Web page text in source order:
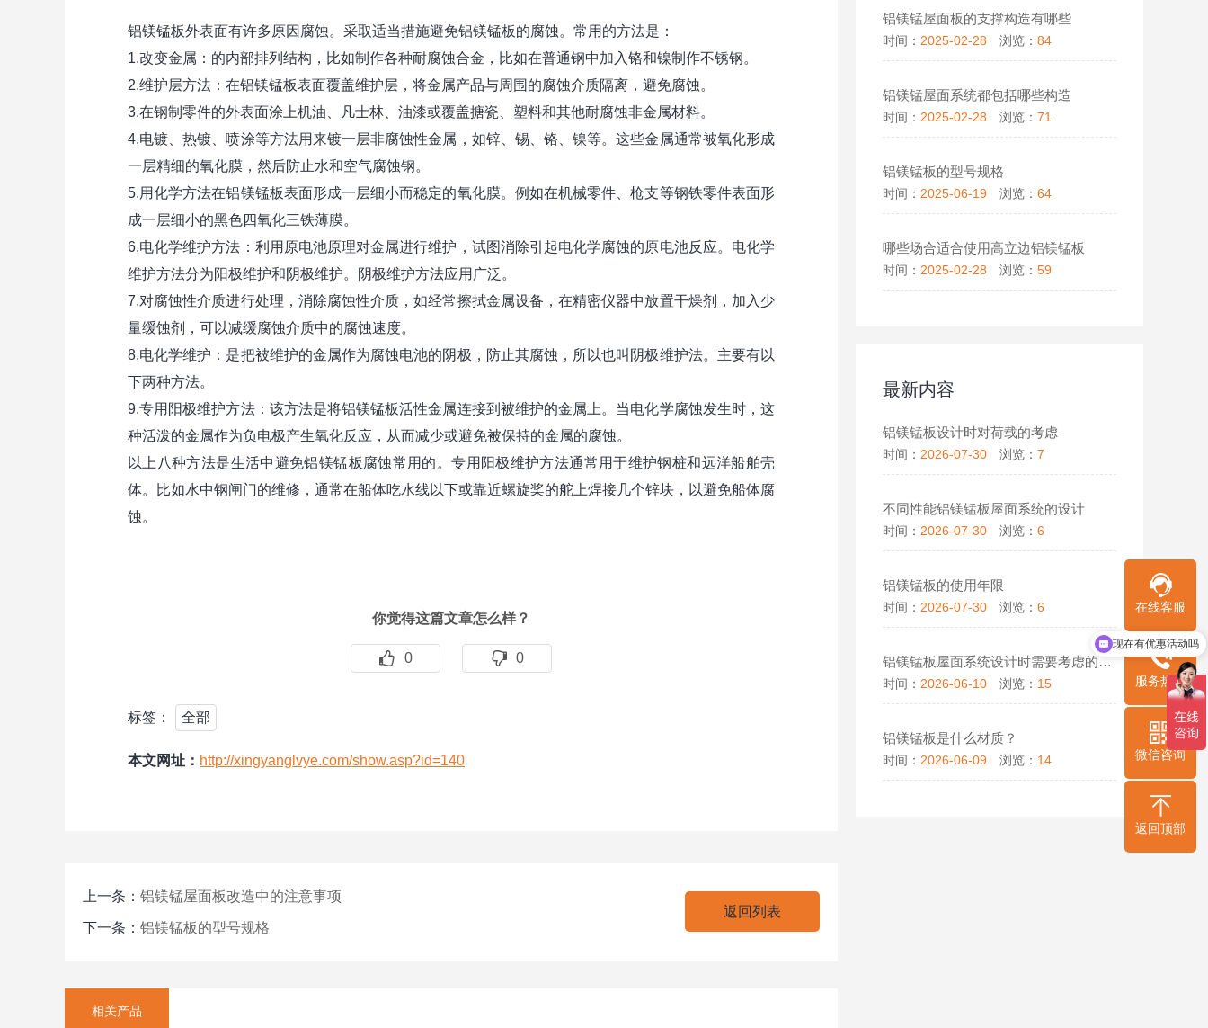
铝镁锰板外表面有许多原因腐蚀。采取适当措施避免铝镁锰板的腐蚀。常用的方法是：
1.改变金属：的内部排列结构，比如制作各种耐腐蚀合金，比如在普通钢中加入铬和镍制作不锈钢。
2.维护层方法：在铝镁锰板表面覆盖维护层，将金属产品与周围的腐蚀介质隔离，避免腐蚀。
3.在钢制零件的外表面涂上机油、凡士林、油漆或覆盖搪瓷、塑料和其他耐腐蚀非金属材料。
4.电镀、热镀、喷涂等方法用来镀一层非腐蚀性金属，如锌、锡、铬、镍等。这些金属通常被氧化形成
一层精细的氧化膜，然后防止水和空气腐蚀钢。
5.用化学方法在铝镁锰板表面形成一层细小而稳定的氧化膜。例如在机械零件、枪支等钢铁零件表面形
成一层细小的黑色四氧化三铁薄膜。
6.电化学维护方法：利用原电池原理对金属进行维护，试图消除引起电化学腐蚀的原电池反应。电化学
维护方法分为阳极维护和阴极维护。阴极维护方法应用广泛。
7.对腐蚀性介质进行处理，消除腐蚀性介质，如经常擦拭金属设备，在精密仪器中放置干燥剂，加入少
量缓蚀剂，可以减缓腐蚀介质中的腐蚀速度。
8.电化学维护：是把被维护的金属作为腐蚀电池的阴极，防止其腐蚀，所以也叫阴极维护法。主要有以
下两种方法。
9.专用阳极维护方法：该方法是将铝镁锰板活性金属连接到被维护的金属上。当电化学腐蚀发生时，这
种活泼的金属作为负电极产生氧化反应，从而减少或避免被保持的金属的腐蚀。
以上八种方法是生活中避免铝镁锰板腐蚀常用的。专用阳极维护方法通常用于维护钢桩和远洋船舶壳
体。比如水中钢闸门的维修，通常在船体吃水线以下或靠近螺旋桨的舵上焊接几个锌块，以避免船体腐
蚀。
你觉得这篇文章怎么样？
0 0
标签： 全部
本文网址： http://xingyanglvye.com/show.asp?id=140
上一条： 铝镁锰屋面板改造中的注意事项
下一条： 铝镁锰板的型号规格
返回列表
相关产品
铝镁锰屋面板的支撑构造有哪些
时间： 2025-02-28 浏览： 84
铝镁锰屋面系统都包括哪些构造
时间： 2025-02-28 浏览： 71
铝镁锰板的型号规格
时间： 2025-06-19 浏览： 64
哪些场合适合使用高立边铝镁锰板
时间： 2025-02-28 浏览： 59
最新内容
铝镁锰板设计时对荷载的考虑
时间： 2026-07-30 浏览： 7
不同性能铝镁锰板屋面系统的设计
时间： 2026-07-30 浏览： 6
铝镁锰板的使用年限
时间： 2026-07-30 浏览： 6
铝镁锰板屋面系统设计时需要考虑的因素
时间： 2026-06-10 浏览： 15
铝镁锰板是什么材质？
时间： 2026-06-09 浏览： 14
在线客服
服务热线
微信咨询
返回顶部
现在有优惠活动吗